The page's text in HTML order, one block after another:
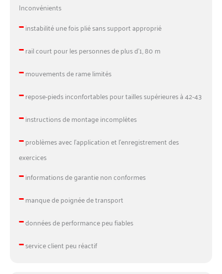
Inconvénients
–instabilité une fois plié sans support approprié
–rail court pour les personnes de plus d’1, 80 m
–mouvements de rame limités
–repose-pieds inconfortables pour tailles supérieures à 42-43
–instructions de montage incomplètes
–problèmes avec l’application et l’enregistrement des
exercices
–informations de garantie non conformes
–manque de poignée de transport
–données de performance peu fiables
–service client peu réactif